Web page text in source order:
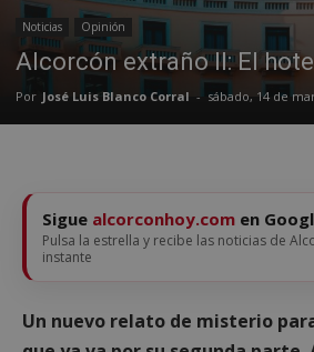
Noticias Opinión
Alcorcón extraño II: El
Por José Luis Blanco Corral - sábado, 14 de
Sigue alcorconhoy.com en
Pulsa la estrella y recibe las noticias de
instante
Un nuevo relato de misterio